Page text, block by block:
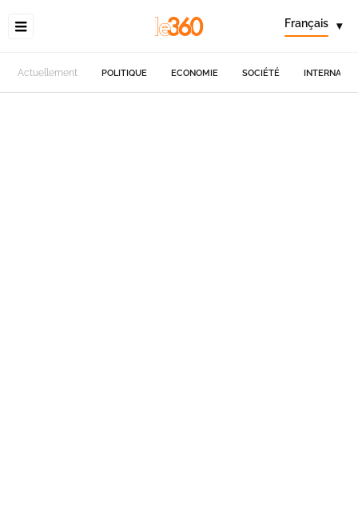
Français ▾
Actuellement POLITIQUE ECONOMIE SOCIÉTÉ